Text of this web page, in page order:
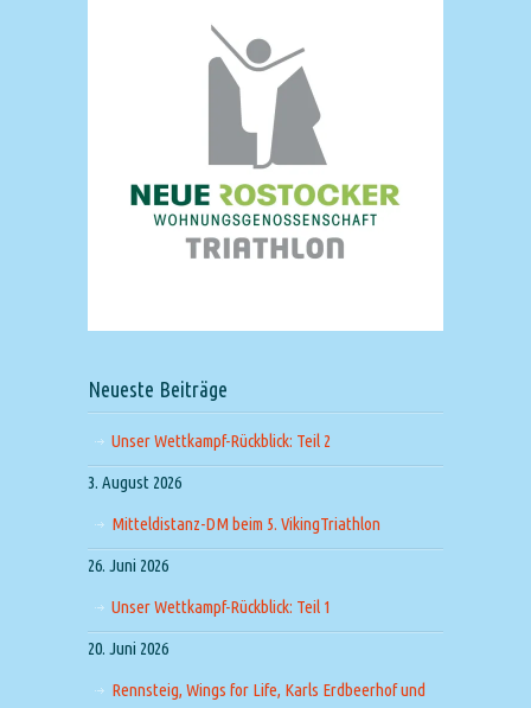
Neueste Beiträge
Unser Wettkampf-Rückblick: Teil 2
3. August 2026
Mitteldistanz-DM beim 5. VikingTriathlon
26. Juni 2026
Unser Wettkampf-Rückblick: Teil 1
20. Juni 2026
Rennsteig, Wings for Life, Karls Erdbeerhof und